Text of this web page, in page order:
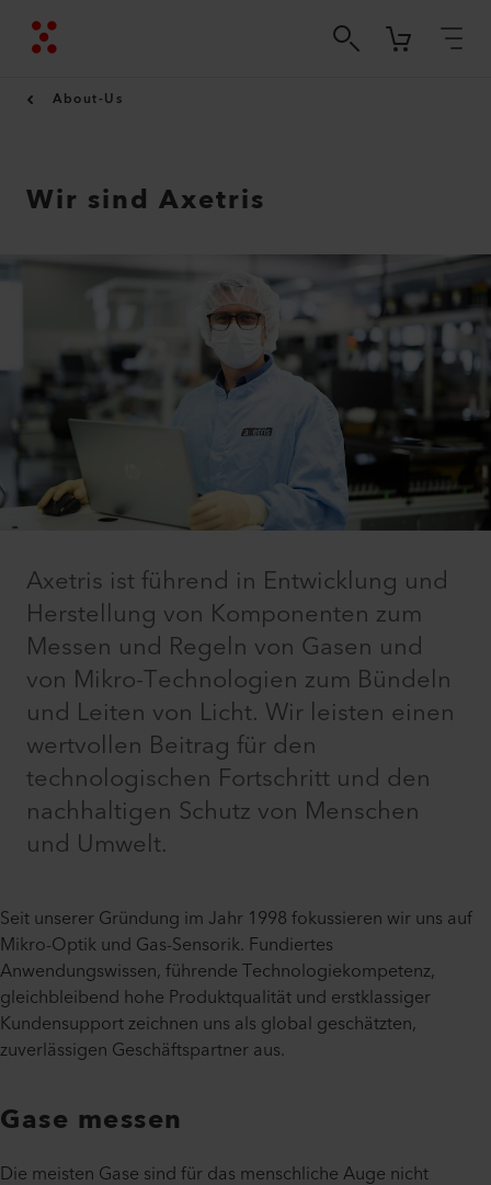
About-Us
Wir sind Axetris
Axetris ist führend in Entwicklung und
Herstellung von Komponenten zum
Messen und Regeln von Gasen und
von Mikro-Technologien zum Bündeln
und Leiten von Licht. Wir leisten einen
wertvollen Beitrag für den
technologischen Fortschritt und den
nachhaltigen Schutz von Menschen
und Umwelt.
Seit unserer Gründung im Jahr 1998 fokussieren wir uns auf
Mikro-Optik und Gas-Sensorik. Fundiertes
Anwendungswissen, führende Technologiekompetenz,
gleichbleibend hohe Produktqualität und erstklassiger
Kundensupport zeichnen uns als global geschätzten,
zuverlässigen Geschäftspartner aus.
Gase messen
Die meisten Gase sind für das menschliche Auge nicht